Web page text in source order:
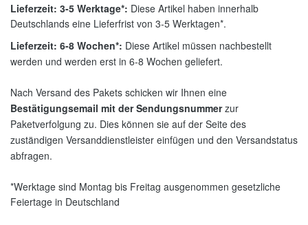
Lieferzeit: 3-5 Werktage*: Diese Artikel haben innerhalb
Deutschlands eine Lieferfrist von 3-5 Werktagen*.
Lieferzeit: 6-8 Wochen*: Diese Artikel müssen nachbestellt
werden und werden erst in 6-8 Wochen geliefert.
Nach Versand des Pakets schicken wir Ihnen eine
Bestätigungsemail mit der Sendungsnummerzur
Paketverfolgung zu. Dies können sie auf der Seite des
zuständigen Versanddienstleister einfügen und den Versandstatus
abfragen.
*Werktage sind Montag bis Freitag ausgenommen gesetzliche
Feiertage in Deutschland